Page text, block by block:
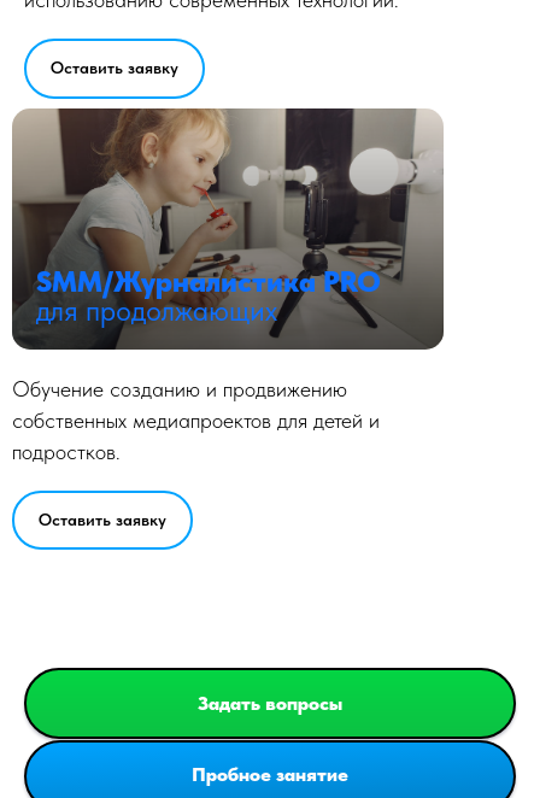
Оставить заявку
SMM/Журналистика PRO
для продолжающих
Обучение созданию и продвижению
собственных медиапроектов для детей и
подростков.
Оставить заявку
Задать вопросы
Пробное занятие